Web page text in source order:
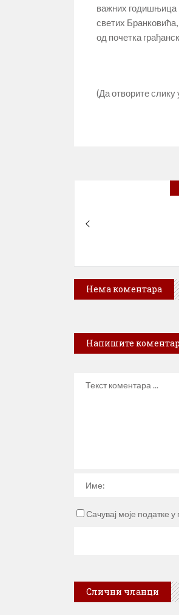
важних годишњица
светих
од почетка
(Да отворите слику
Нема коментара
Напишите коментар
Сачувај моје податке
Слични чланци